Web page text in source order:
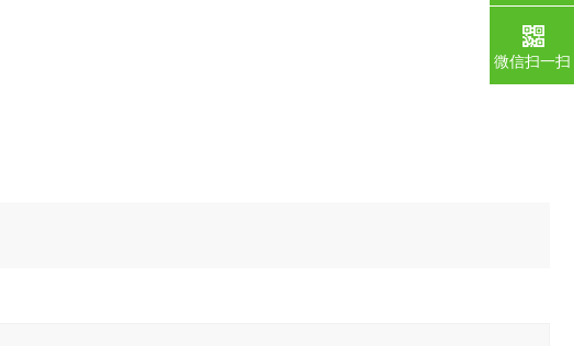
微信扫一扫